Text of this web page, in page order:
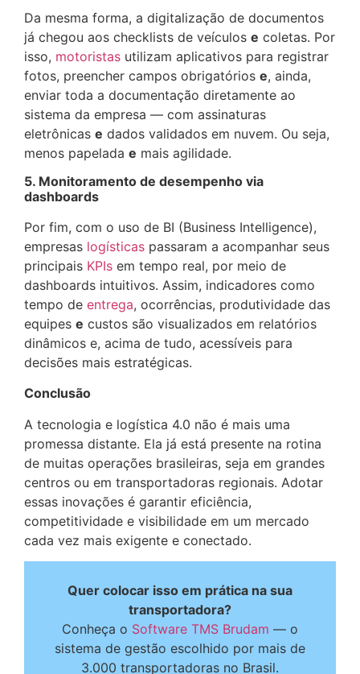
Da mesma forma, a digitalização de documentos
já chegou aos checklists de veículos e coletas. Por
isso, motoristas utilizam aplicativos para registrar
fotos, preencher campos obrigatórios e, ainda,
enviar toda a documentação diretamente ao
sistema da empresa — com assinaturas
eletrônicas e dados validados em nuvem. Ou seja,
menos papelada e mais agilidade.
5. Monitoramento de desempenho via
dashboards
Por fim, com o uso de BI (Business Intelligence),
empresas logísticas passaram a acompanhar seus
principais KPIs em tempo real, por meio de
dashboards intuitivos. Assim, indicadores como
tempo de entrega, ocorrências, produtividade das
equipes e custos são visualizados em relatórios
dinâmicos e, acima de tudo, acessíveis para
decisões mais estratégicas.
Conclusão
A tecnologia e logística 4.0 não é mais uma
promessa distante. Ela já está presente na rotina
de muitas operações brasileiras, seja em grandes
centros ou em transportadoras regionais. Adotar
essas inovações é garantir eficiência,
competitividade e visibilidade em um mercado
cada vez mais exigente e conectado.
Quer colocar isso em prática na sua
transportadora?
Conheça o Software TMS Brudam — o
sistema de gestão escolhido por mais de
3.000 transportadoras no Brasil.